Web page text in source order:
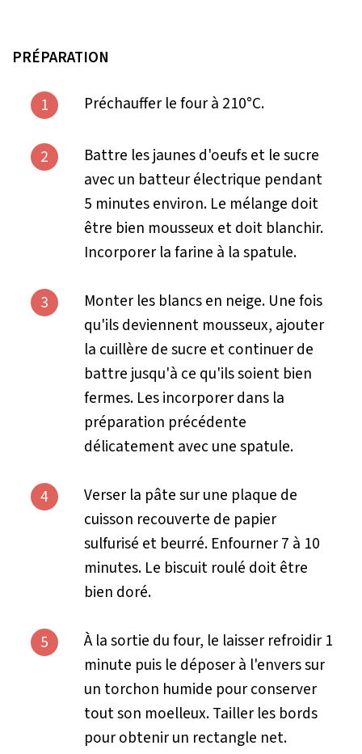
PRÉPARATION
1 Préchauffer le four à 210°C.
2
Battre les jaunes d'oeufs et le sucre
avec un batteur électrique pendant
5 minutes environ. Le mélange doit
être bien mousseux et doit blanchir.
Incorporer la farine à la spatule.
3
Monter les blancs en neige. Une fois
qu'ils deviennent mousseux, ajouter
la cuillère de sucre et continuer de
battre jusqu'à ce qu'ils soient bien
fermes. Les incorporer dans la
préparation précédente
délicatement avec une spatule.
4
Verser la pâte sur une plaque de
cuisson recouverte de papier
sulfurisé et beurré. Enfourner 7 à 10
minutes. Le biscuit roulé doit être
bien doré.
5
À la sortie du four, le laisser refroidir 1
minute puis le déposer à l'envers sur
un torchon humide pour conserver
tout son moelleux. Tailler les bords
pour obtenir un rectangle net.